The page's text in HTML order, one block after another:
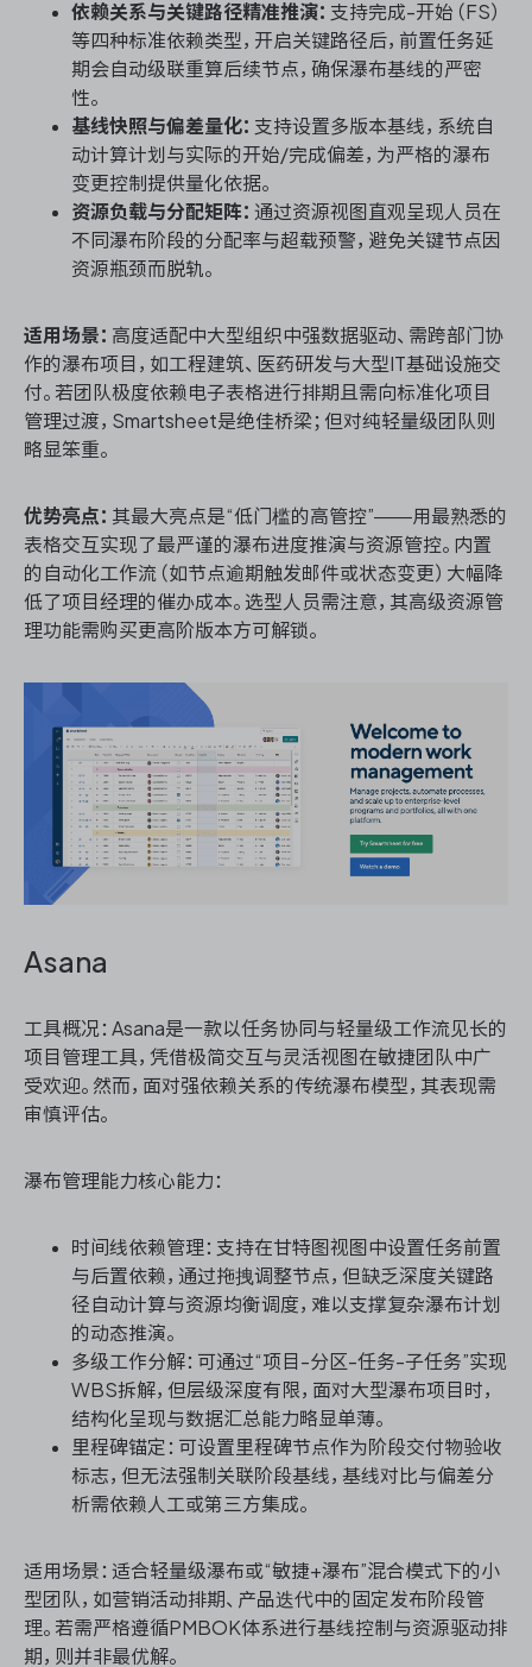
依赖关系与关键路径精准推演： 支持完成-开始（FS）
等四种标准依赖类型，开启关键路径后，前置任务延
期会自动级联重算后续节点，确保瀑布基线的严密
性。
基线快照与偏差量化： 支持设置多版本基线，系统自
动计算计划与实际的开始/完成偏差，为严格的瀑布
变更控制提供量化依据。
资源负载与分配矩阵： 通过资源视图直观呈现人员在
不同瀑布阶段的分配率与超载预警，避免关键节点因
资源瓶颈而脱轨。
适用场景： 高度适配中大型组织中强数据驱动、需跨部门协
作的瀑布项目，如工程建筑、医药研发与大型IT基础设施交
付。若团队极度依赖电子表格进行排期且需向标准化项目
管理过渡，Smartsheet是绝佳桥梁；但对纯轻量级团队则
略显笨重。
优势亮点： 其最大亮点是“低门槛的高管控”——用最熟悉的
表格交互实现了最严谨的瀑布进度推演与资源管控。内置
的自动化工作流（如节点逾期触发邮件或状态变更）大幅降
低了项目经理的催办成本。选型人员需注意，其高级资源管
理功能需购买更高阶版本方可解锁。
Asana
工具概况：Asana是一款以任务协同与轻量级工作流见长的
项目管理工具，凭借极简交互与灵活视图在敏捷团队中广
受欢迎。然而，面对强依赖关系的传统瀑布模型，其表现需
审慎评估。
瀑布管理能力核心能力：
时间线依赖管理：支持在甘特图视图中设置任务前置
与后置依赖，通过拖拽调整节点，但缺乏深度关键路
径自动计算与资源均衡调度，难以支撑复杂瀑布计划
的动态推演。
多级工作分解：可通过“项目-分区-任务-子任务”实现
WBS拆解，但层级深度有限，面对大型瀑布项目时，
结构化呈现与数据汇总能力略显单薄。
里程碑锚定：可设置里程碑节点作为阶段交付物验收
标志，但无法强制关联阶段基线，基线对比与偏差分
析需依赖人工或第三方集成。
适用场景：适合轻量级瀑布或“敏捷+瀑布”混合模式下的小
型团队，如营销活动排期、产品迭代中的固定发布阶段管
理。若需严格遵循PMBOK体系进行基线控制与资源驱动排
期，则并非最优解。